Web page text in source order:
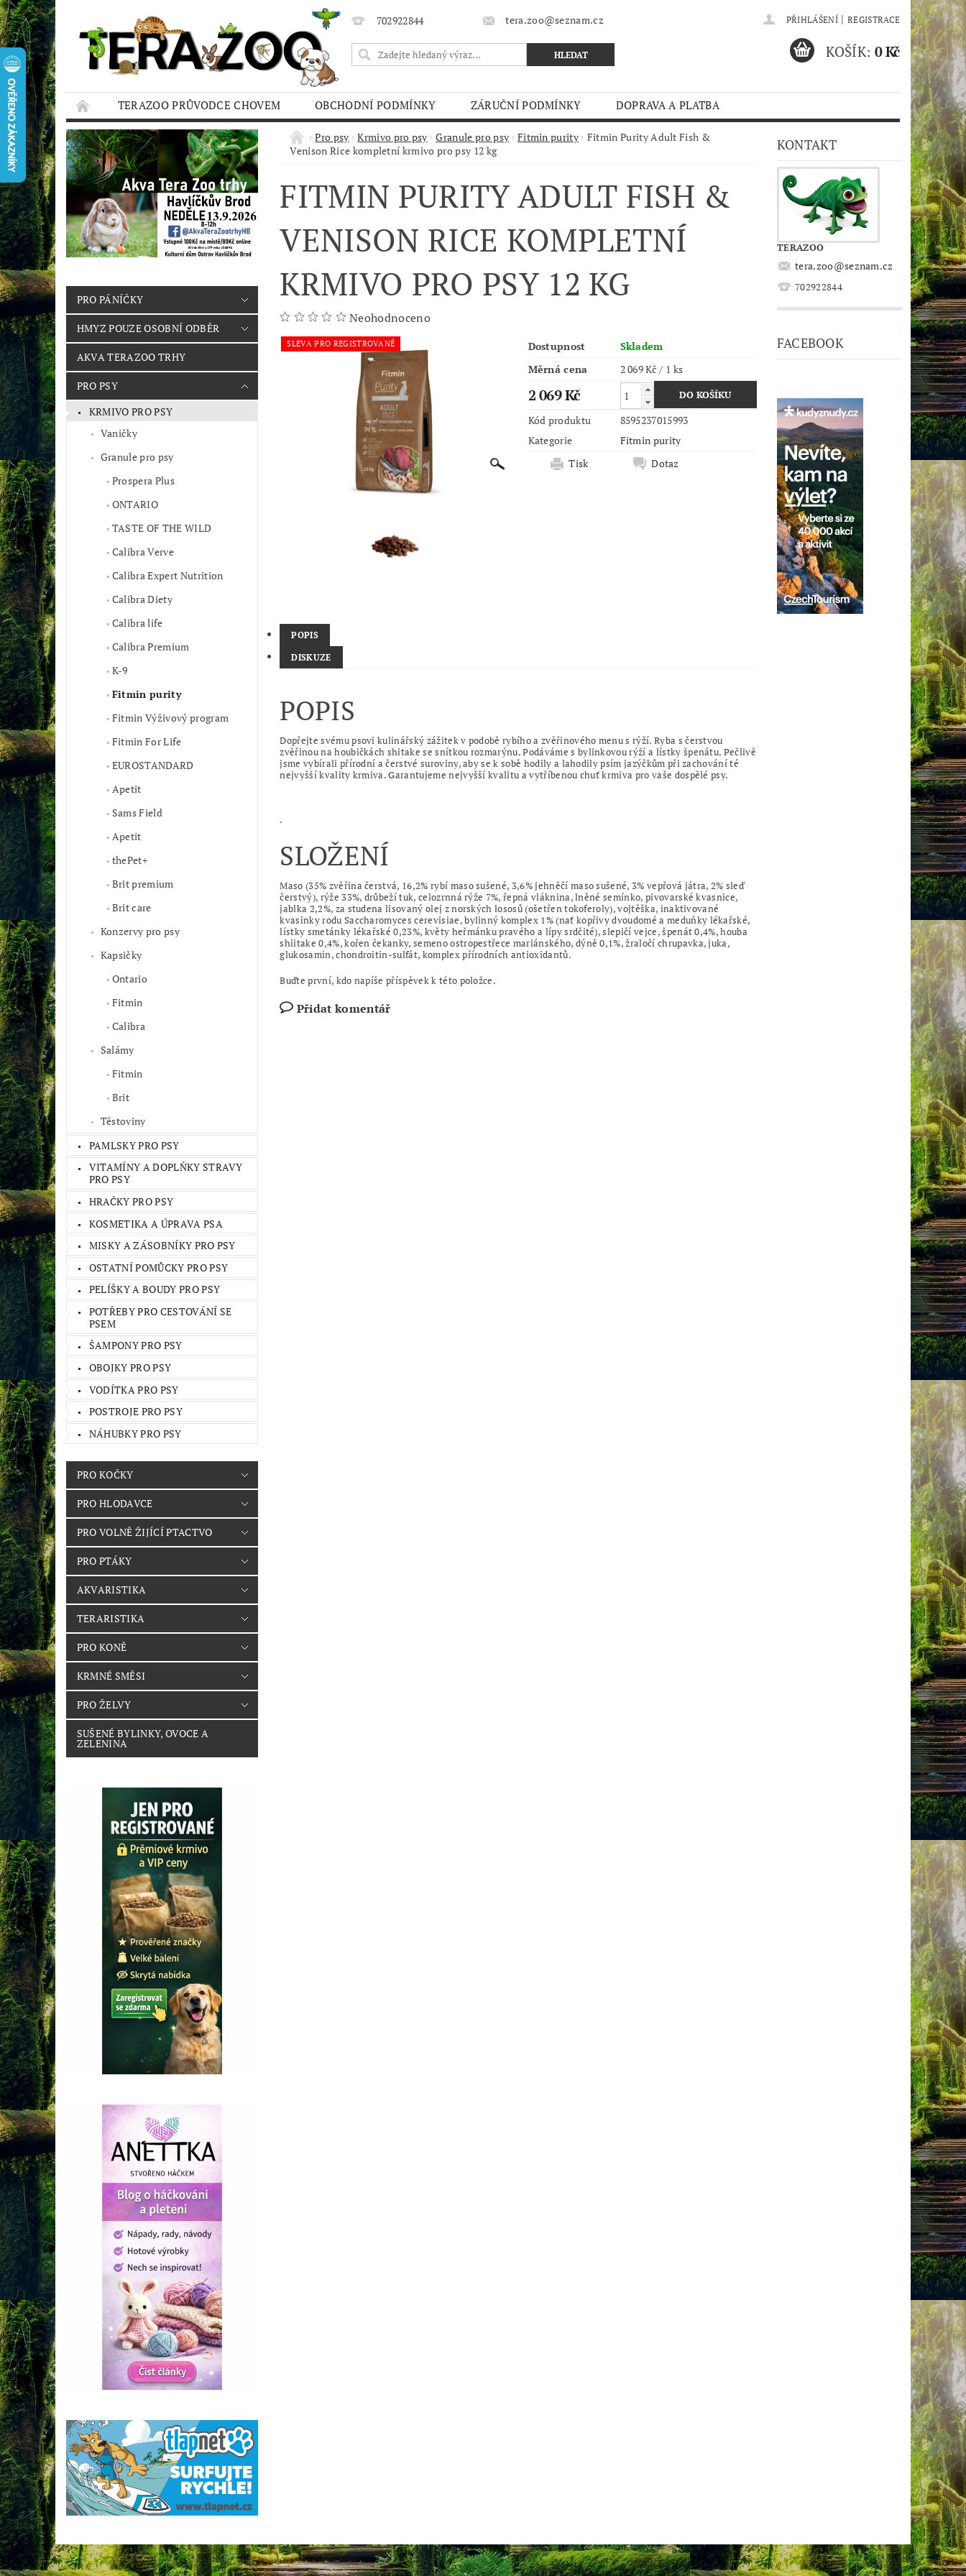
702922844 tera.zoo@seznam.cz PŘIHLÁŠENÍ | REGISTRACE
KOŠÍK: 0 Kč
TERAZOO PRŮVODCE CHOVEM OBCHODNÍ PODMÍNKY ZÁRUČNÍ PODMÍNKY
DOPRAVA A PLATBA
HODNOCENÍ OBCHODU
AQUA TERAZOO TRHY
PRO PÁNÍČKY
HMYZ POUZE OSOBNÍ ODBĚR
AKVA TERAZOO TRHY
PRO PSY
KRMIVO PRO PSY
Vaničky
Granule pro psy
Prospera Plus
ONTARIO
TASTE OF THE WILD
Calibra Verve
Calibra Expert Nutrition
Calibra Diety
Calibra life
Calibra Premium
K-9
Fitmin purity
Fitmin Výživový program
Fitmin For Life
EUROSTANDARD
Apetit
Sams Field
Apetit
thePet+
Brit premium
Brit care
Konzervy pro psy
Kapsičky
Ontario
Fitmin
Calibra
Salámy
Fitmin
Brit
Těstoviny
PAMLSKY PRO PSY
VITAMÍNY A DOPLŇKY STRAVY
PRO PSY
HRAČKY PRO PSY
KOSMETIKA A ÚPRAVA PSA
MISKY A ZÁSOBNÍKY PRO PSY
OSTATNÍ POMŮCKY PRO PSY
PELÍŠKY A BOUDY PRO PSY
POTŘEBY PRO CESTOVÁNÍ SE
PSEM
ŠAMPONY PRO PSY
OBOJKY PRO PSY
VODÍTKA PRO PSY
POSTROJE PRO PSY
NÁHUBKY PRO PSY
PRO KOČKY
PRO HLODAVCE
PRO VOLNĚ ŽIJÍCÍ PTACTVO
PRO PTÁKY
AKVARISTIKA
TERARISTIKA
PRO KONĚ
KRMNÉ SMĚSI
PRO ŽELVY
SUŠENÉ BYLINKY, OVOCE A
ZELENINA
Pro psy Krmivo pro psy Granule pro psy Fitmin purity
Fitmin Purity Adult Fish &
Venison Rice kompletní krmivo pro psy 12 kg
FITMIN PURITY ADULT FISH &
VENISON RICE KOMPLETNÍ
KRMIVO PRO PSY 12 KG
Neohodnoceno
SLEVA PRO REGISTROVANÉ Dostupnost
Skladem
Měrná cena
2 069 Kč / 1 ks
2 069 Kč
Kód produktu
8595237015993
Kategorie
Fitmin purity
Tisk
Dotaz
POPIS
DISKUZE
POPIS
Dopřejte svému psovi kulinářský zážitek v podobě rybího a zvěřinového menu s rýží. Ryba s čerstvou
zvěřinou na houbičkách shitake se snítkou rozmarýnu. Podáváme s bylinkovou rýží a lístky špenátu. Pečlivě
jsme vybírali přírodní a čerstvé suroviny, aby se k sobě hodily a lahodily psím jazýčkům při zachování té
nejvyšší kvality krmiva. Garantujeme nejvyšší kvalitu a vytříbenou chuť krmiva pro vaše dospělé psy.
.
SLOŽENÍ
Maso (35% zvěřina čerstvá, 16,2% rybí maso sušené, 3,6% jehněčí maso sušené, 3% vepřová játra, 2% sleď
čerstvý), rýže 33%, drůbeží tuk, celozrnná rýže 7%, řepná vláknina, lněné semínko, pivovarské kvasnice,
jablka 2,2%, za studena lisovaný olej z norských lososů (ošetřen tokoferoly), vojtěška, inaktivované
kvasinky rodu Saccharomyces cerevisiae, bylinný komplex 1% (nať kopřivy dvoudomé a meduňky lékařské,
lístky smetánky lékařské 0,23%, květy heřmánku pravého a lípy srdčité), slepičí vejce, špenát 0,4%, houba
shiitake 0,4%, kořen čekanky, semeno ostropestřece mariánského, dýně 0,1%, žraločí chrupavka, juka,
glukosamin, chondroitin-sulfát, komplex přírodních antioxidantů.
Buďte první, kdo napíše příspěvek k této položce.
Přidat komentář
KONTAKT
TERAZOO
tera.zoo@seznam.cz
702922844
FACEBOOK